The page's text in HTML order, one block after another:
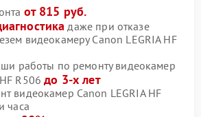
от 815 руб.
даже при отказе
видеокамеру Canon LEGRIA HF
работы по ремонту видеокамер
R506до 3-х лет
видеокамер Canon LEGRIA HF
часа